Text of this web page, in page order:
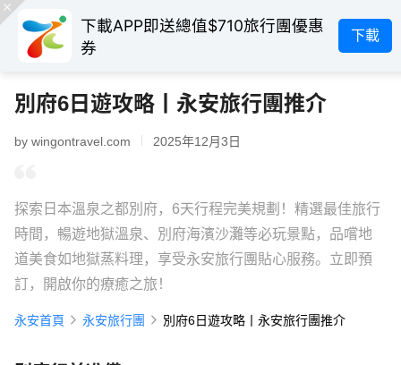
下載APP即送總值$710旅行團優惠
券
下載
別府6日遊攻略丨永安旅行團推介
by wingontravel.com 2025年12月3日
探索日本溫泉之都別府，6天行程完美規劃！精選最佳旅行
時間，暢遊地獄溫泉、別府海濱沙灘等必玩景點，品嚐地
道美食如地獄蒸料理，享受永安旅行團貼心服務。立即預
訂，開啟你的療癒之旅！
永安首頁 永安旅行團 別府6日遊攻略丨永安旅行團推介